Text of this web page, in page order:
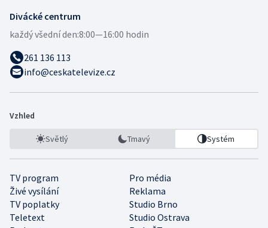
Divácké centrum
každý všední den:8:00—16:00 hodin
261 136 113
info@ceskatelevize.cz
Vzhled
Světlý Tmavý Systém
TV program
Pro média
Živé vysílání
Reklama
TV poplatky
Studio Brno
Teletext
Studio Ostrava